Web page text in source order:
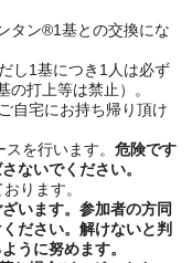
タン®1基との交換にな
し1基につき1人は必ず
打上等は禁止）。
自宅にお持ち帰り頂け
を行います。 危険です
ないでください。
ります。
います。参加者の方同
ださい。解けないと判
うに努めます。